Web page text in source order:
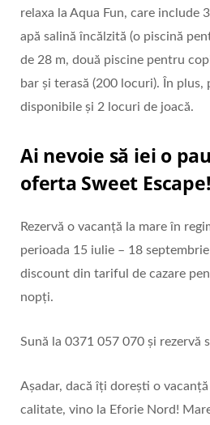
relaxa la Aqua Fun, care include
apă salină încălzită (o piscină
de 28 m, două piscine pentru
bar și terasă (200 locuri). În
disponibile și 2 locuri de joacă.
Ai nevoie să iei o
oferta Sweet Escape!
Rezervă o vacanță la mare în
perioada 15 iulie – 18
discount din tariful de cazare
nopți.
Sună la 0371 057 070 și rezervă
Așadar, dacă îți dorești o
calitate, vino la Eforie Nord!